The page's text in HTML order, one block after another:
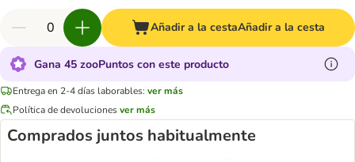
Añadir a la cestaAñadir a la cesta
Gana 45 zooPuntos con este producto
Entrega en 2-4 días laborables: ver más
Política de devolucionesver más
Comprados juntos habitualmente